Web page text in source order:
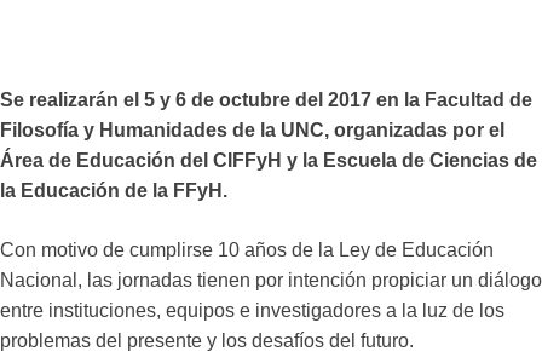
Se realizarán el 5 y 6 de octubre del 2017 en la Facultad de
Filosofía y Humanidades de la UNC, organizadas por el
Área de Educación del CIFFyH y la Escuela de Ciencias de
la Educación de la FFyH.
Con motivo de cumplirse 10 años de la Ley de Educación
Nacional, las jornadas tienen por intención propiciar un diálogo
entre instituciones, equipos e investigadores a la luz de los
problemas del presente y los desafíos del futuro.